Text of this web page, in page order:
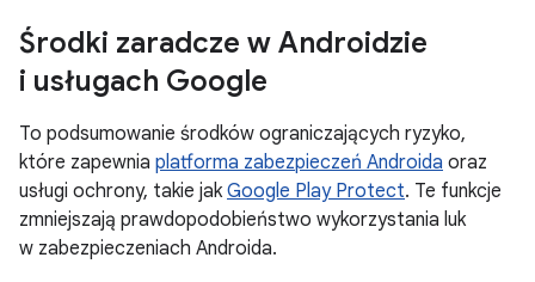
Środki zaradcze w Androidzie
i usługach Google
To podsumowanie środków ograniczających ryzyko,
które zapewnia platforma zabezpieczeń Androida oraz
usługi ochrony, takie jak Google Play Protect. Te funkcje
zmniejszają prawdopodobieństwo wykorzystania luk
w zabezpieczeniach Androida.